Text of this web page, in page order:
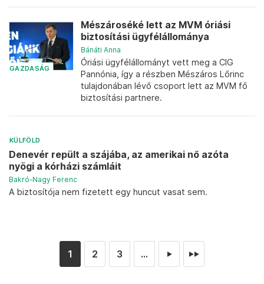
GAZDASÁG
Mészároséké lett az MVM óriási
biztosítási ügyfélállománya
Bánáti Anna
Óriási ügyfélállományt vett meg a CIG
Pannónia, így a részben Mészáros Lőrinc
tulajdonában lévő csoport lett az MVM fő
biztosítási partnere.
KÜLFÖLD
Denevér repült a szájába, az amerikai nő azóta
nyögi a kórházi számláit
Bakró-Nagy Ferenc
A biztosítója nem fizetett egy huncut vasat sem.
1 2 3 ... ► ►►